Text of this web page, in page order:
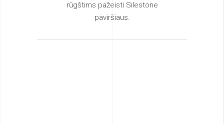
rūgštims pažeisti Silestone
paviršiaus.